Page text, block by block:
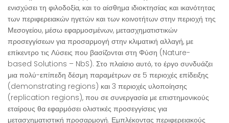
ενισχύσει τη φιλοδοξία, και το αίσθημα ιδιοκτησίας και ικανότητας
των περιφερειακών ηγετών και των κοινοτήτων στην περιοχή της
Μεσογείου, μέσω εφαρμοσμένων, μετασχηματιστικών
προσεγγίσεων για προσαρμογή στην κλιματική αλλαγή, με
επίκεντρο τις Λύσεις που βασίζονται στη Φύση (Nature-
based Solutions – NbS). Στο πλαίσιο αυτό, το έργο συνδυάζει
μια πολύ-επίπεδη δέσμη παραμέτρων σε 5 περιοχές επίδειξης
(demonstrating regions) και 3 περιοχές υλοποίησης
(replication regions), που σε συνεργασία με επιστημονικούς
εταίρους θα εφαρμόσει ολιστικές προσεγγίσεις για
μετασχηματιστική προσαρμογή. Εμπλέκοντας περιφερειακούς